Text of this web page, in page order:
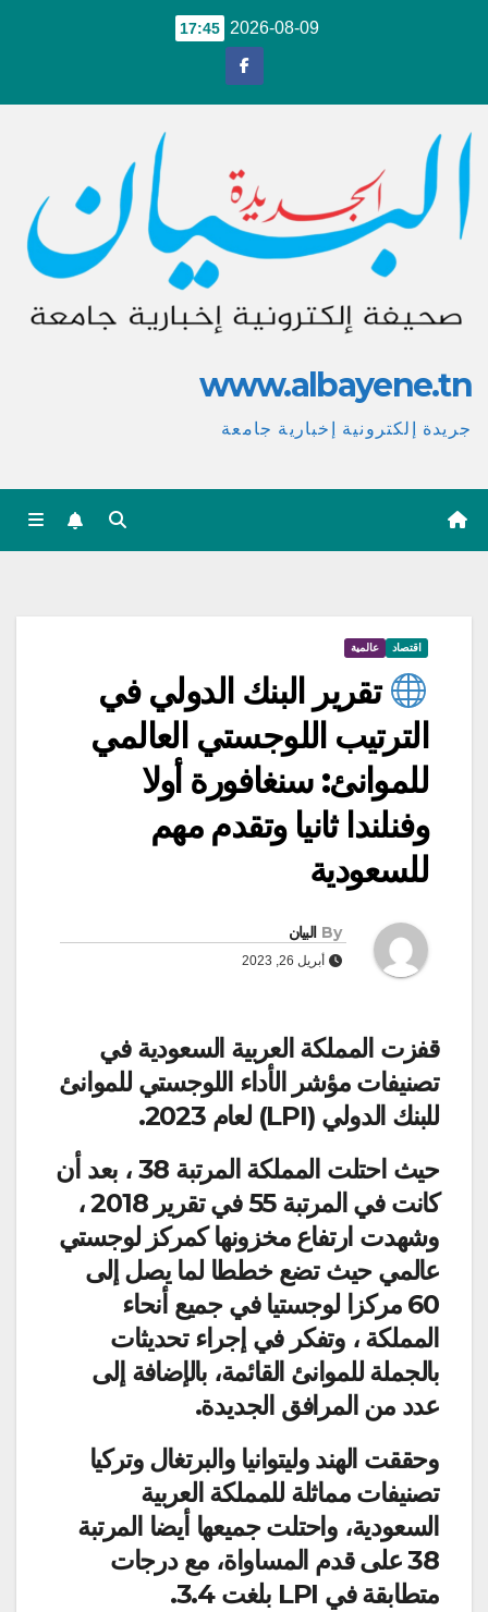
2026-08-09
17:45
www.albayene.tn
جريدة إلكترونية إخبارية جامعة
اقتصاد عالمية
تقرير البنك الدولي في
الترتيب اللوجستي العالمي
للموانئ: سنغافورة أولا
وفنلندا ثانيا وتقدم مهم
للسعودية
By البيان
أبريل 26, 2023
قفزت المملكة العربية السعودية في
تصنيفات مؤشر الأداء اللوجستي للموانئ
للبنك الدولي (LPI) لعام 2023.
حيث احتلت المملكة المرتبة 38 ، بعد أن
كانت في المرتبة 55 في تقرير 2018 ،
وشهدت ارتفاع مخزونها كمركز لوجستي
عالمي حيث تضع خططا لما يصل إلى
60 مركزا لوجستيا في جميع أنحاء
المملكة ، وتفكر في إجراء تحديثات
بالجملة للموانئ القائمة، بالإضافة إلى
عدد من المرافق الجديدة.
وحققت الهند وليتوانيا والبرتغال وتركيا
تصنيفات مماثلة للمملكة العربية
السعودية، واحتلت جميعها أيضا المرتبة
38 على قدم المساواة، مع درجات
متطابقة في LPI بلغت 3.4.